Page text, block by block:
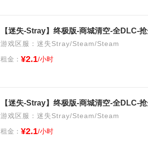
【迷失-Stray】终极版-商城清空-全DLC-
游戏区服：迷失Stray/Steam/Steam
租金： ¥2.1/小时
【迷失-Stray】终极版-商城清空-全DLC-
游戏区服：迷失Stray/Steam/Steam
租金： ¥2.1/小时